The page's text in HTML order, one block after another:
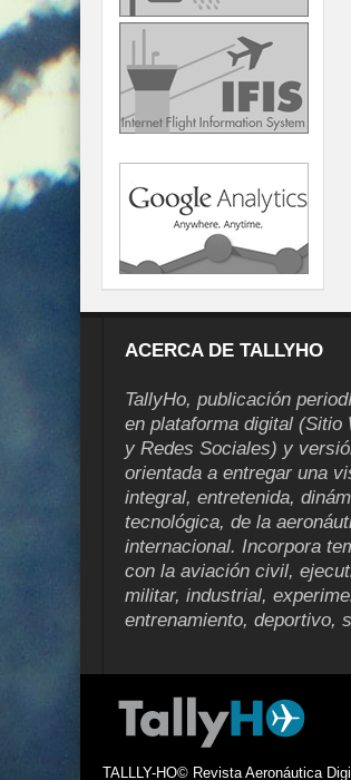
ACERCA DE TALLYHO
TallyHo, publicación
en plataforma digital (Sitio
y Redes Sociales) y
orientada a entregar una
integral, entretenida,
tecnológica, de la
internacional. Incorpora
con la aviación civil,
militar, industrial,
entrenamiento, deportivo,
TALLLY-HO© Revista Aeronáutica